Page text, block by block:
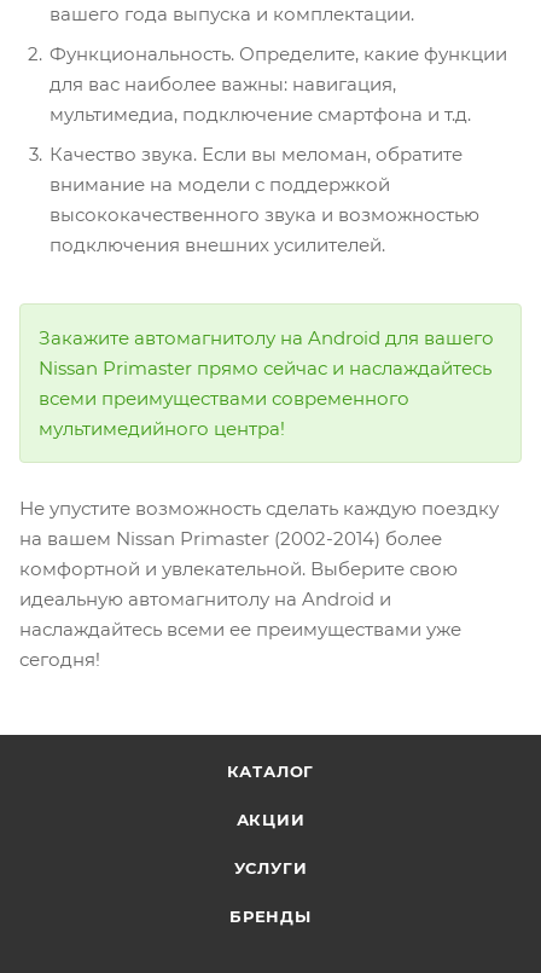
вашего года выпуска и комплектации.
Функциональность. Определите, какие функции
для вас наиболее важны: навигация,
мультимедиа, подключение смартфона и т.д.
Качество звука. Если вы меломан, обратите
внимание на модели с поддержкой
высококачественного звука и возможностью
подключения внешних усилителей.
Закажите автомагнитолу на Android для вашего
Nissan Primaster прямо сейчас и наслаждайтесь
всеми преимуществами современного
мультимедийного центра!
Не упустите возможность сделать каждую поездку
на вашем Nissan Primaster (2002-2014) более
комфортной и увлекательной. Выберите свою
идеальную автомагнитолу на Android и
наслаждайтесь всеми ее преимуществами уже
сегодня!
КАТАЛОГ
АКЦИИ
УСЛУГИ
БРЕНДЫ